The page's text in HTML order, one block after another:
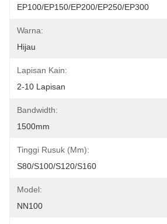
EP100/EP150/EP200/EP250/EP300
Warna:
Hijau
Lapisan Kain:
2-10 Lapisan
Bandwidth:
1500mm
Tinggi Rusuk (mm):
S80/S100/S120/S160
Model:
NN100